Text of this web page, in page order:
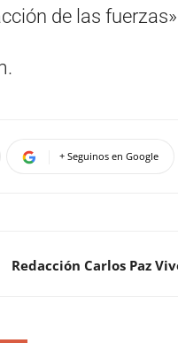
de las
+ Seguinos en Google
Redacción Carlos Paz